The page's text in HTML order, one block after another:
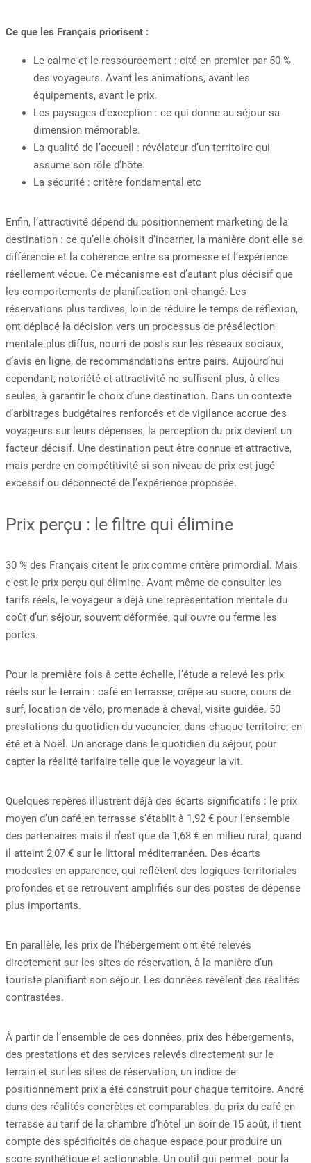
Ce que les Français priorisent :
Le calme et le ressourcement : cité en premier par 50 %
des voyageurs. Avant les animations, avant les
équipements, avant le prix.
Les paysages d’exception : ce qui donne au séjour sa
dimension mémorable.
La qualité de l’accueil : révélateur d’un territoire qui
assume son rôle d’hôte.
La sécurité : critère fondamental etc
Enfin, l’attractivité dépend du positionnement marketing de la
destination : ce qu’elle choisit d’incarner, la manière dont elle se
différencie et la cohérence entre sa promesse et l’expérience
réellement vécue. Ce mécanisme est d’autant plus décisif que
les comportements de planification ont changé. Les
réservations plus tardives, loin de réduire le temps de réflexion,
ont déplacé la décision vers un processus de présélection
mentale plus diffus, nourri de posts sur les réseaux sociaux,
d’avis en ligne, de recommandations entre pairs. Aujourd’hui
cependant, notoriété et attractivité ne suffisent plus, à elles
seules, à garantir le choix d’une destination. Dans un contexte
d’arbitrages budgétaires renforcés et de vigilance accrue des
voyageurs sur leurs dépenses, la perception du prix devient un
facteur décisif. Une destination peut être connue et attractive,
mais perdre en compétitivité si son niveau de prix est jugé
excessif ou déconnecté de l’expérience proposée.
Prix perçu : le filtre qui élimine
30 % des Français citent le prix comme critère primordial. Mais
c’est le prix perçu qui élimine. Avant même de consulter les
tarifs réels, le voyageur a déjà une représentation mentale du
coût d’un séjour, souvent déformée, qui ouvre ou ferme les
portes.
Pour la première fois à cette échelle, l’étude a relevé les prix
réels sur le terrain : café en terrasse, crêpe au sucre, cours de
surf, location de vélo, promenade à cheval, visite guidée. 50
prestations du quotidien du vacancier, dans chaque territoire, en
été et à Noël. Un ancrage dans le quotidien du séjour, pour
capter la réalité tarifaire telle que le voyageur la vit.
Quelques repères illustrent déjà des écarts significatifs : le prix
moyen d’un café en terrasse s’établit à 1,92 € pour l’ensemble
des partenaires mais il n’est que de 1,68 € en milieu rural, quand
il atteint 2,07 € sur le littoral méditerranéen. Des écarts
modestes en apparence, qui reflètent des logiques territoriales
profondes et se retrouvent amplifiés sur des postes de dépense
plus importants.
En parallèle, les prix de l’hébergement ont été relevés
directement sur les sites de réservation, à la manière d’un
touriste planifiant son séjour. Les données révèlent des réalités
contrastées.
À partir de l’ensemble de ces données, prix des hébergements,
des prestations et des services relevés directement sur le
terrain et sur les sites de réservation, un indice de
positionnement prix a été construit pour chaque territoire. Ancré
dans des réalités concrètes et comparables, du prix du café en
terrasse au tarif de la chambre d’hôtel un soir de 15 août, il tient
compte des spécificités de chaque espace pour produire un
score synthétique et actionnable. Un outil qui permet, pour la